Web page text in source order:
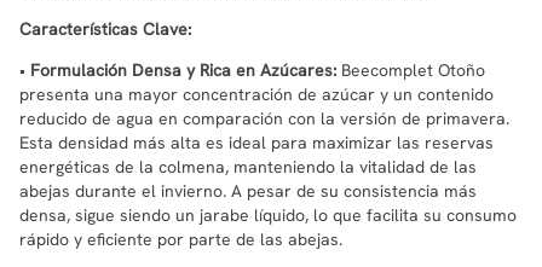
Características Clave:
• Formulación Densa y Rica en Azúcares: Beecomplet Otoño
presenta una mayor concentración de azúcar y un contenido
reducido de agua en comparación con la versión de primavera.
Esta densidad más alta es ideal para maximizar las reservas
energéticas de la colmena, manteniendo la vitalidad de las
abejas durante el invierno. A pesar de su consistencia más
densa, sigue siendo un jarabe líquido, lo que facilita su consumo
rápido y eficiente por parte de las abejas.